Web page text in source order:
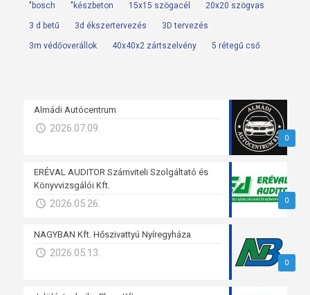
"bosch "készbeton 15x15 szögacél 20x20 szögvas
3 d betű 3d ékszertervezés 3D tervezés
3m védőoverállok 40x40x2 zártszelvény 5 rétegű cső
0
Almádi Autócentrum
2026.07.09.
0
ERÉVAL AUDITOR Számviteli Szolgáltató és
Könyvvizsgálói Kft.
2026.05.26.
0
NAGYBAN Kft. Hőszivattyú Nyíregyháza
2026.05.13.